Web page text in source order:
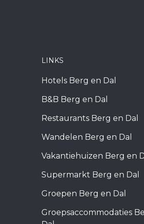
LINKS
Hotels Berg en Dal
B&B Berg en Dal
Restaurants Berg en Dal
Wandelen Berg en Dal
Vakantiehuizen Berg en
Supermarkt Berg en Dal
Groepen Berg en Dal
Groepsaccommodaties